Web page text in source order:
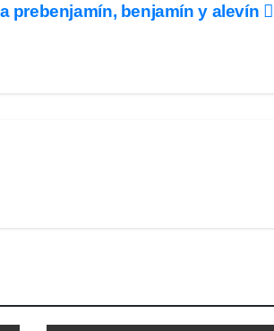
prebenjamín, benjamín y alevín